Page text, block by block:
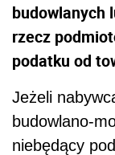
budowlanych
rzecz
podatku od
Jeżeli
budowlano-
niebędący